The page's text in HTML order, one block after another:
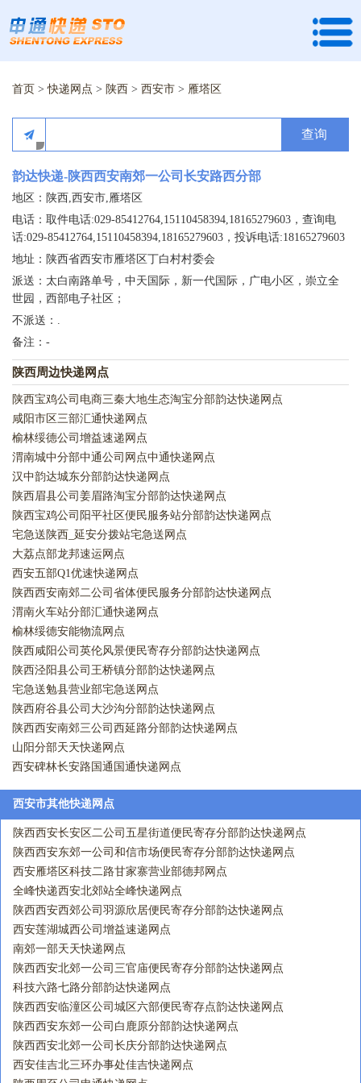
首页 >快递网点 > 陕西 > 西安市 > 雁塔区
查询
韵达快递-陕西西安南郊一公司长安路西分部
地区：陕西,西安市,雁塔区
电话：取件电话:029-85412764,15110458394,18165279603，查询电
话:029-85412764,15110458394,18165279603，投诉电话:18165279603
地址：陕西省西安市雁塔区丁白村村委会
派送：太白南路单号，中天国际，新一代国际，广电小区，崇立全
世园，西部电子社区；
不派送：.
备注：-
陕西周边快递网点
陕西宝鸡公司电商三秦大地生态淘宝分部韵达快递网点
咸阳市区三部汇通快递网点
榆林绥德公司增益速递网点
渭南城中分部中通公司网点中通快递网点
汉中韵达城东分部韵达快递网点
陕西眉县公司姜眉路淘宝分部韵达快递网点
陕西宝鸡公司阳平社区便民服务站分部韵达快递网点
宅急送陕西_延安分拨站宅急送网点
大荔点部龙邦速运网点
西安五部Q1优速快递网点
陕西西安南郊二公司省体便民服务分部韵达快递网点
渭南火车站分部汇通快递网点
榆林绥德安能物流网点
陕西咸阳公司英伦风景便民寄存分部韵达快递网点
陕西泾阳县公司王桥镇分部韵达快递网点
宅急送勉县营业部宅急送网点
陕西府谷县公司大沙沟分部韵达快递网点
陕西西安南郊三公司西延路分部韵达快递网点
山阳分部天天快递网点
西安碑林长安路国通国通快递网点
西安市其他快递网点
陕西西安长安区二公司五星街道便民寄存分部韵达快递网点
陕西西安东郊一公司和信市场便民寄存分部韵达快递网点
西安雁塔区科技二路甘家寨营业部德邦网点
全峰快递西安北郊站全峰快递网点
陕西西安西郊公司羽源欣居便民寄存分部韵达快递网点
西安莲湖城西公司增益速递网点
南郊一部天天快递网点
陕西西安北郊一公司三官庙便民寄存分部韵达快递网点
科技六路七路分部韵达快递网点
陕西西安临潼区公司城区六部便民寄存点韵达快递网点
陕西西安东郊一公司白鹿原分部韵达快递网点
陕西西安北郊一公司长庆分部韵达快递网点
西安佳吉北三环办事处佳吉快递网点